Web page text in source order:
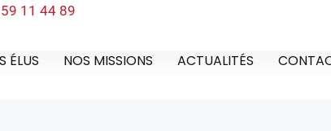
11 44 89
ÉLUS NOS MISSIONS ACTUALITÉS